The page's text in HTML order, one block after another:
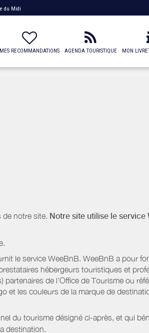
du Midi
MES RECOMMANDATIONS AGENDA TOURISTIQUE MON
de notre site. Notre site utilise le service
le service WeeBnB. WeeBnB a pour
hébergeurs touristiques et
de l’Office de Tourisme ou
les couleurs de la marque de
du tourisme désigné ci-après, et qui
destination.